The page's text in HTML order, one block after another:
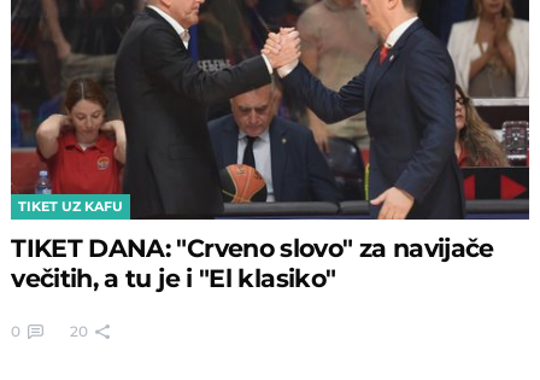
TIKET UZ KAFU
TIKET DANA: "Crveno slovo" za navijače
večitih, a tu je i "El klasiko"
0 20